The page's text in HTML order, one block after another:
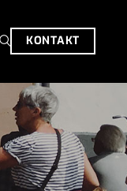
KONTAKT